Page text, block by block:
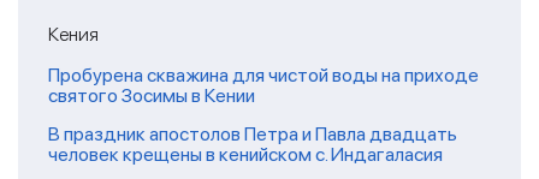
Кения
Пробурена скважина для чистой воды на приходе
святого Зосимы в Кении
В праздник апостолов Петра и Павла двадцать
человек крещены в кенийском с. Индагаласия